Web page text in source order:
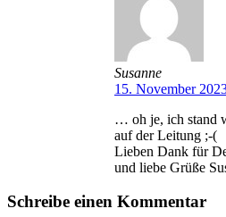
Susanne
15. November
… oh je, ich stand
auf der Leitung ;-(
Lieben Dank für
und liebe Grüße
Schreibe einen Kommentar